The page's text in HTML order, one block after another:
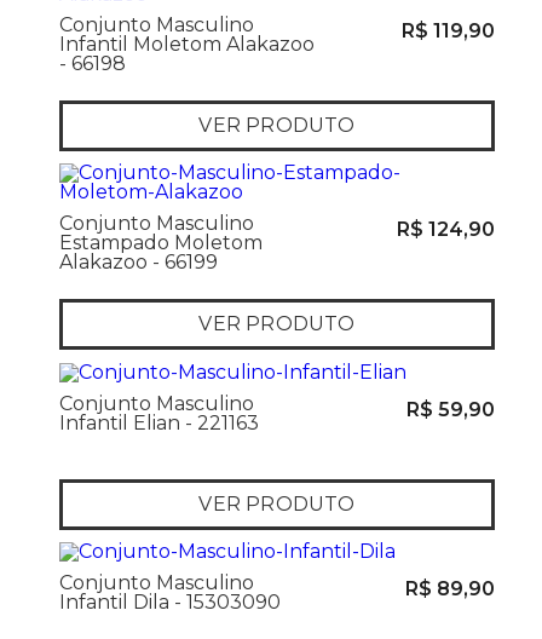
Conjunto Masculino
Infantil Moletom Alakazoo
- 66198
R$ 119,90
VER PRODUTO
Conjunto Masculino
Estampado Moletom
Alakazoo - 66199
R$ 124,90
VER PRODUTO
Conjunto Masculino
Infantil Elian - 221163
R$ 59,90
VER PRODUTO
Conjunto Masculino
Infantil Dila - 15303090
R$ 89,90